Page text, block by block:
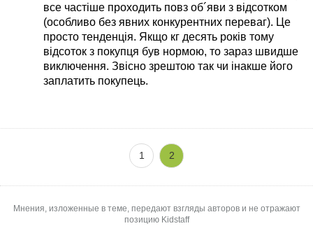
все частіше проходить повз об´яви з відсотком
(особливо без явних конкурентних переваг). Це
просто тенденція. Якщо кг десять років тому
відсоток з покупця був нормою, то зараз швидше
виключення. Звісно зрештою так чи інакше його
заплатить покупець.
1 2
Мнения, изложенные в теме, передают взгляды авторов и не отражают
позицию Kidstaff